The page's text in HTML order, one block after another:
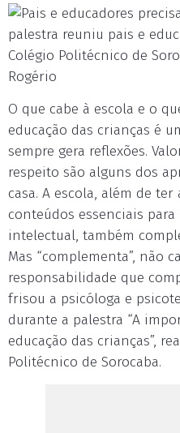
palestra reuniu pais e
Colégio Politécnico de
Rogério
O que cabe à escola e o
educação das crianças é
sempre gera reflexões.
respeito são alguns dos
casa. A escola, além de
conteúdos essenciais
intelectual, também
Mas “complementa”, não
responsabilidade que
frisou a psicóloga e
durante a palestra “A
educação das crianças”,
Politécnico de Sorocaba.